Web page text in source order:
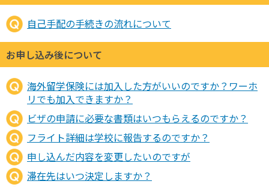
自己手配の手続きの流れについて
お申し込み後について
海外留学保険には加入した方がいいのですか？ワーホ
リでも加入できますか？
ビザの申請に必要な書類はいつもらえるのですか？
フライト詳細は学校に報告するのですか？
申し込んだ内容を変更したいのですが
滞在先はいつ決定しますか？